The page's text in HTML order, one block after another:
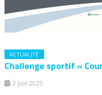
ACTUALITÉ
Challenge sportif «
2 juin 2025